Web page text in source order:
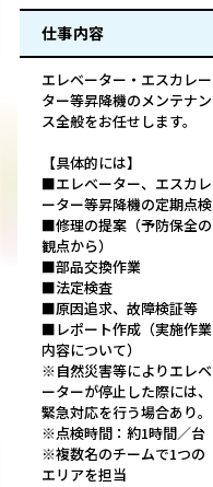
仕事内容
エレベーター・エスカレー
ター等昇降機のメンテナン
ス全般をお任せします。
【具体的には】
■エレベーター、エスカレ
ーター等昇降機の定期点検
■修理の提案（予防保全の
観点から）
■部品交換作業
■法定検査
■原因追求、故障検証等
■レポート作成（実施作業
内容について）
※自然災害等によりエレベ
ーターが停止した際には、
緊急対応を行う場合あり。
※点検時間：約1時間／台
※複数名のチームで1つの
エリアを担当